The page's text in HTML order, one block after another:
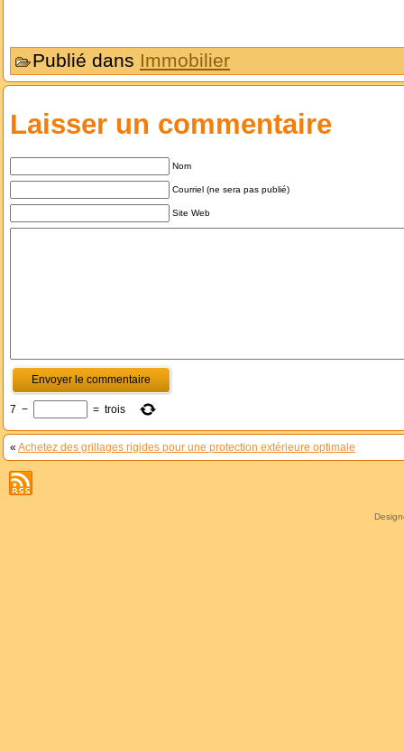
Publié dans Immobilier
Laisser un commentaire
Nom
Courriel (ne sera pas publié)
Site Web
7 − = trois
« Achetez des grillages rigides pour une protection extérieure optimale